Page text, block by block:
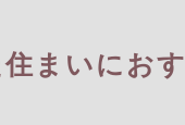
まいにお